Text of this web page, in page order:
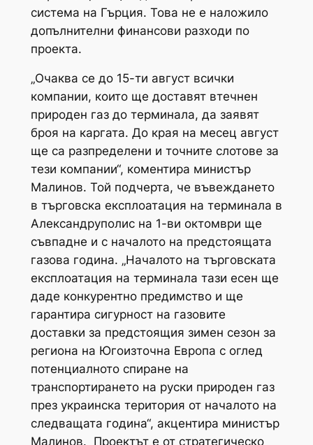
система на Гърция. Това не е наложило
допълнителни финансови разходи по
проекта.
„Очаква се до 15-ти август всички
компании, които ще доставят втечнен
природен газ до терминала, да заявят
броя на каргата. До края на месец август
ще са разпределени и точните слотове за
тези компании“, коментира министър
Малинов. Той подчерта, че въвеждането
в търговска експлоатация на терминала в
Александруполис на 1-ви октомври ще
съвпадне и с началото на предстоящата
газова година. „Началото на търговската
експлоатация на терминала тази есен ще
даде конкурентно предимство и ще
гарантира сигурност на газовите
доставки за предстоящия зимен сезон за
региона на Югоизточна Европа с оглед
потенциалното спиране на
транспортирането на руски природен газ
през украинска територия от началото на
следващата година“, акцентира министър
Малинов. Проектът е от стратегическо